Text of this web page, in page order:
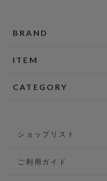
BRAND
ITEM
CATEGORY
ショップリスト
ご利用ガイド